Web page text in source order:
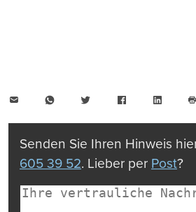
WhatsAppTwitter Facebook
Senden Sie Ihren Hinweis
605 39 52. Lieber per Post?